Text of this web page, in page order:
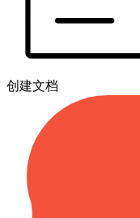
创建文档